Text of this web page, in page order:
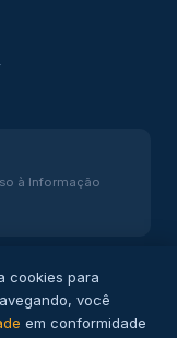
à Informação
Tapuio – PI. Todos
cookies para
você
em conformidade